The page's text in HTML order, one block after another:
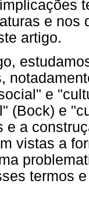
e nos
artigo.
e
(Bock) e
e a
vistas a
termos